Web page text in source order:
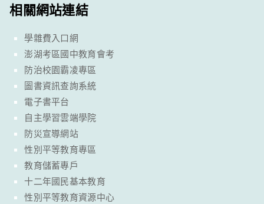
相關網站連結
學雜費入口網
澎湖考區國中教育會考
防治校園霸凌專區
圖書資訊查詢系統
電子書平台
自主學習雲端學院
防災宣導網站
性別平等教育專區
教育儲蓄專戶
十二年國民基本教育
性別平等教育資源中心